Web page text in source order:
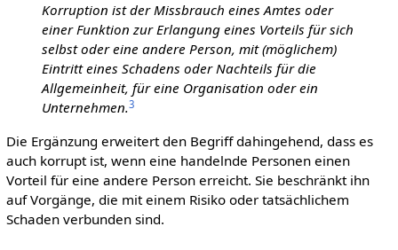
Korruption ist der Missbrauch eines Amtes oder
einer Funktion zur Erlangung eines Vorteils für sich
selbst oder eine andere Person, mit (möglichem)
Eintritt eines Schadens oder Nachteils für die
Allgemeinheit, für eine Organisation oder ein
Unternehmen.3
Die Ergänzung erweitert den Begriff dahingehend, dass es
auch korrupt ist, wenn eine handelnde Personen einen
Vorteil für eine andere Person erreicht. Sie beschränkt ihn
auf Vorgänge, die mit einem Risiko oder tatsächlichem
Schaden verbunden sind.